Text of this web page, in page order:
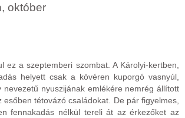
október
ez a szeptemberi szombat. A Károlyi-kertben,
helyett csak a kövéren kuporgó vasnyúl,
nevezetű nyuszijának emlékére nemrég állított
esőben tétovázó családokat. De pár figyelmes,
fennakadás nélkül tereli át az érkezőket az